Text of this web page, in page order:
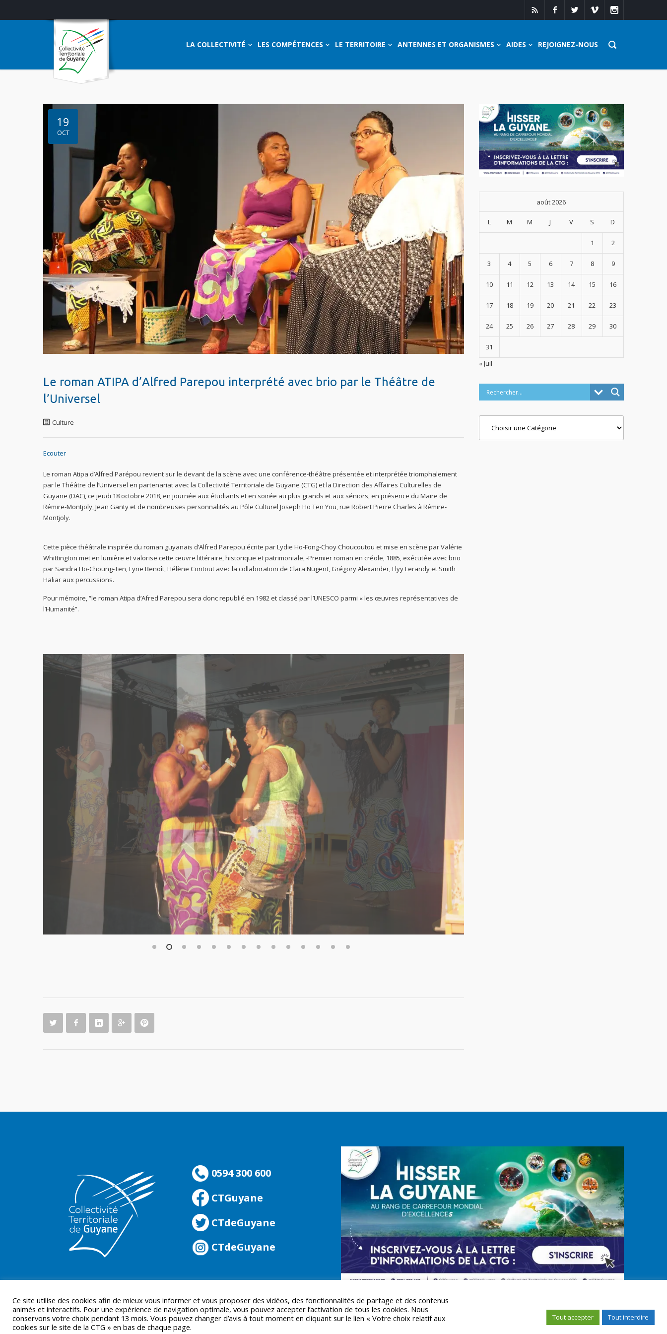
LA COLLECTIVITÉ LES COMPÉTENCES LE TERRITOIRE ANTENNES ET ORGANISMES AIDES REJOIGNEZ-NOUS
19
OCT
Le roman ATIPA d’Alfred Parepou interprété avec brio par le Théâtre de
l’Universel
Culture
Ecouter
Le roman Atipa d’Alfred Parépou revient sur le devant de la scène avec une conférence-théâtre présentée et interprétée triomphalement
par le Théâtre de l’Universel en partenariat avec la Collectivité Territoriale de Guyane (CTG) et la Direction des Affaires Culturelles de
Guyane (DAC), ce jeudi 18 octobre 2018, en journée aux étudiants et en soirée au plus grands et aux séniors, en présence du Maire de
Rémire-Montjoly, Jean Ganty et de nombreuses personnalités au Pôle Culturel Joseph Ho Ten You, rue Robert Pierre Charles à Rémire-
Montjoly.
Cette pièce théâtrale inspirée du roman guyanais d’Alfred Parepou écrite par Lydie Ho-Fong-Choy Choucoutou et mise en scène par Valérie
Whittington met en lumière et valorise cette œuvre littéraire, historique et patrimoniale, -Premier roman en créole, 1885, exécutée avec brio
par Sandra Ho-Choung-Ten, Lyne Benoît, Hélène Contout avec la collaboration de Clara Nugent, Grégory Alexander, Flyy Lerandy et Smith
Haliar aux percussions.
Pour mémoire, “le roman Atipa d’Afred Parepou sera donc republié en 1982 et classé par l’UNESCO parmi « les œuvres représentatives de
l’Humanité”.
1 2 3 4 5 6 7 8 9 10 11 12 13 14
août 2026
L M M J V S D
1 2
3 4 5 6 7 8 9
10 11 12 13 14 15 16
17 18 19 20 21 22 23
24 25 26 27 28 29 30
31
« Juil
0594 300 600
CTGuyane
CTdeGuyane
CTdeGuyane
Ce site utilise des cookies afin de mieux vous informer et vous proposer des vidéos, des fonctionnalités de partage et des contenus
animés et interactifs. Pour une expérience de navigation optimale, vous pouvez accepter l’activation de tous les cookies. Nous
conservons votre choix pendant 13 mois. Vous pouvez changer d’avis à tout moment en cliquant sur le lien « Votre choix relatif aux
cookies sur le site de la CTG » en bas de chaque page.
Tout accepter Tout interdire